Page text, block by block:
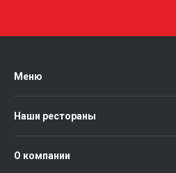
Меню
Наши рестораны
О компании